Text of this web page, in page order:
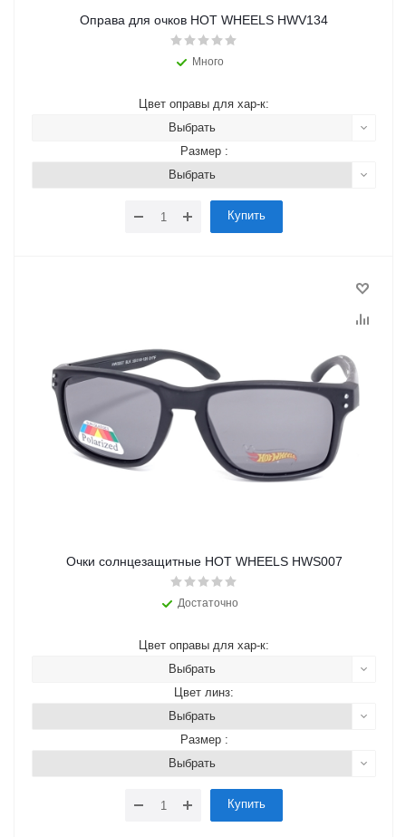
Оправа для очков HOT WHEELS HWV134
Много
Цвет оправы для хар-к:
Выбрать
Размер :
Выбрать
Купить
Очки солнцезащитные HOT WHEELS HWS007
Достаточно
Цвет оправы для хар-к:
Выбрать
Цвет линз:
Выбрать
Размер :
Выбрать
Купить